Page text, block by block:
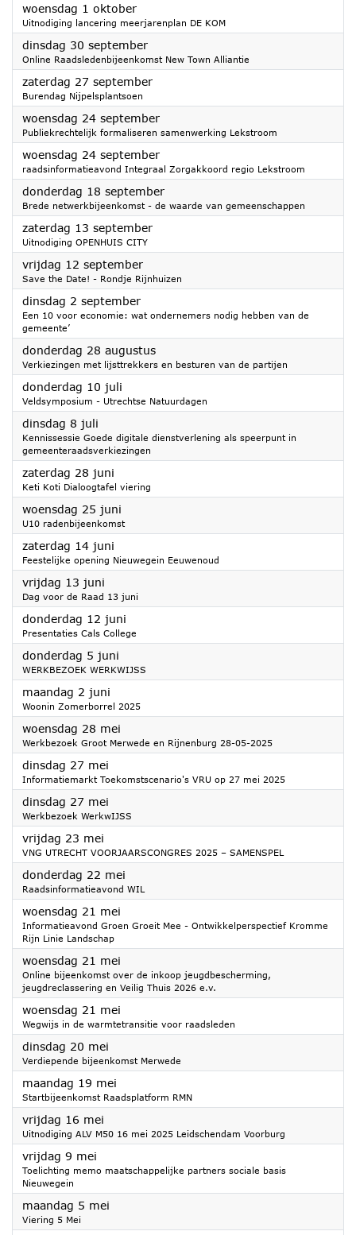
woensdag 1 oktober2025
Uitnodiging lancering meerjarenplan DE KOM
dinsdag 30 september2025
Online Raadsledenbijeenkomst New Town Alliantie
zaterdag 27 september2025
Burendag Nijpelsplantsoen
woensdag 24 september2025
Publiekrechtelijk formaliseren samenwerking Lekstroom
woensdag 24 september2025
raadsinformatieavond Integraal Zorgakkoord regio Lekstroom
donderdag 18 september2025
Brede netwerkbijeenkomst - de waarde van gemeenschappen
zaterdag 13 september2025
Uitnodiging OPENHUIS CITY
vrijdag 12 september2025
Save the Date! - Rondje Rijnhuizen
dinsdag 2 september2025
Een 10 voor economie: wat ondernemers nodig hebben van de
gemeente’
donderdag 28 augustus2025
Verkiezingen met lijsttrekkers en besturen van de partijen
donderdag 10 juli
Veldsymposium - Utrechtse Natuurdagen
dinsdag 8 juli
Kennissessie Goede digitale dienstverlening als speerpunt in
gemeenteraadsverkiezingen
zaterdag 28 juni
Keti Koti Dialoogtafel viering
woensdag 25 juni
U10 radenbijeenkomst
zaterdag 14 juni
Feestelijke opening Nieuwegein Eeuwenoud
vrijdag 13 juni
Dag voor de Raad 13 juni
donderdag 12 juni
Presentaties Cals College
donderdag 5 juni
WERKBEZOEK WERKWIJSS
maandag 2 juni
Woonin Zomerborrel 2025
woensdag 28 mei
Werkbezoek Groot Merwede en Rijnenburg 28-05-2025
dinsdag 27 mei
Informatiemarkt Toekomstscenario's VRU op 27 mei 2025
dinsdag 27 mei
Werkbezoek WerkwIJSS
vrijdag 23 mei
VNG UTRECHT VOORJAARSCONGRES 2025 – SAMENSPEL
donderdag 22 mei
Raadsinformatieavond WIL
woensdag 21 mei
Informatieavond Groen Groeit Mee - Ontwikkelperspectief Kromme
Rijn Linie Landschap
woensdag 21 mei
Online bijeenkomst over de inkoop jeugdbescherming,
jeugdreclassering en Veilig Thuis 2026 e.v.
woensdag 21 mei
Wegwijs in de warmtetransitie voor raadsleden
dinsdag 20 mei
Verdiepende bijeenkomst Merwede
maandag 19 mei
Startbijeenkomst Raadsplatform RMN
vrijdag 16 mei
Uitnodiging ALV M50 16 mei 2025 Leidschendam Voorburg
vrijdag 9 mei
Toelichting memo maatschappelijke partners sociale basis
Nieuwegein
maandag 5 mei
Viering 5 Mei